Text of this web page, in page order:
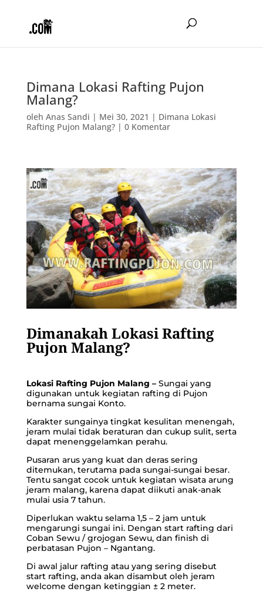
Dimana Lokasi Rafting Pujon
Malang?
oleh Anas Sandi | Mei 30, 2021 | Dimana Lokasi
Rafting Pujon Malang?| 0 Komentar
Dimanakah Lokasi Rafting
Pujon Malang?
Lokasi Rafting Pujon Malang – Sungai yang
digunakan untuk kegiatan rafting di Pujon
bernama sungai Konto.
Karakter sungainya tingkat kesulitan menengah,
jeram mulai tidak beraturan dan cukup sulit, serta
dapat menenggelamkan perahu.
Pusaran arus yang kuat dan deras sering
ditemukan, terutama pada sungai-sungai besar.
Tentu sangat cocok untuk kegiatan wisata arung
jeram malang, karena dapat diikuti anak-anak
mulai usia 7 tahun.
Diperlukan waktu selama 1,5 – 2 jam untuk
mengarungi sungai ini. Dengan start rafting dari
Coban Sewu / grojogan Sewu, dan finish di
perbatasan Pujon – Ngantang.
Di awal jalur rafting atau yang sering disebut
start rafting, anda akan disambut oleh jeram
welcome dengan ketinggian ± 2 meter.